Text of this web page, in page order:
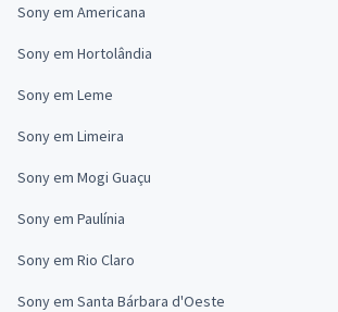
Sony em Americana
Sony em Hortolândia
Sony em Leme
Sony em Limeira
Sony em Mogi Guaçu
Sony em Paulínia
Sony em Rio Claro
Sony em Santa Bárbara d'Oeste